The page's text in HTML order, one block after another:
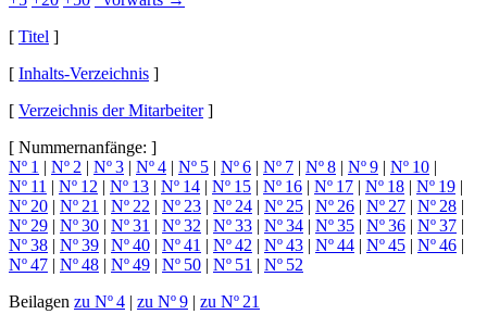
[ Titel ]
[ Inhalts-Verzeichnis ]
[ Verzeichnis der Mitarbeiter]
[ Nummernanfänge: ]
Nº 1 | Nº 2 | Nº 3 | Nº 4 | Nº 5 | Nº 6 | Nº 7 | Nº 8 | Nº 9 | Nº 10 |
Nº 11 | Nº 12 | Nº 13 | Nº 14 | Nº 15 | Nº 16 | Nº 17 | Nº 18 | Nº 19 |
Nº 20 | Nº 21 | Nº 22 | Nº 23 | Nº 24 | Nº 25 | Nº 26 | Nº 27 | Nº 28 |
Nº 29 | Nº 30 | Nº 31 | Nº 32 | Nº 33 | Nº 34 | Nº 35 | Nº 36 | Nº 37 |
Nº 38 | Nº 39 | Nº 40 | Nº 41 | Nº 42 | Nº 43 | Nº 44 | Nº 45 | Nº 46 |
Nº 47 | Nº 48 | Nº 49 | Nº 50 | Nº 51 | Nº 52
Beilagen zu Nº 4 | zu Nº 9 | zu Nº 21